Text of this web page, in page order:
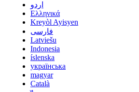
اردو
Ελληνικά
Kreyòl Ayisyen
فارسی
Latviešu
Indonesia
íslenska
українська
magyar
Català